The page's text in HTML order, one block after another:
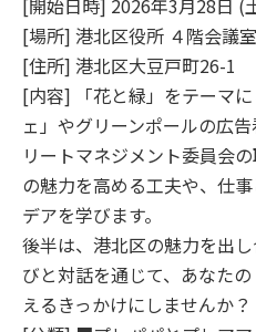
[開始日時] 2026年3月28日 (
[場所] 港北区役所 ４階会議室
[住所] 港北区大豆戸町26-1
[内容] 「花と緑」をテーマ
ェ」やグリーンポールの広
リートマネジメント委員会
の魅力を高める工夫や、仕
デアを学びます。
後半は、港北区の魅力を出
びと対話を通じて、あなた
えるきっかけにしませんか？